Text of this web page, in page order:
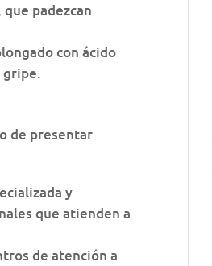
padezcan
con ácido
gripe.
de presentar
y
que atienden a
de atención a